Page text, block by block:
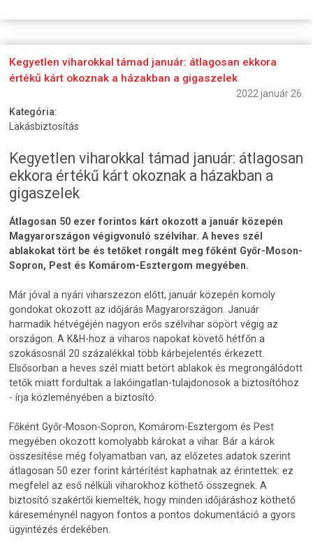
Kegyetlen viharokkal támad január: átlagosan ekkora
értékű kárt okoznak a házakban a gigaszelek
2022 január 26.
Kategória:
Lakásbiztosítás
Kegyetlen viharokkal támad január: átlagosan
ekkora értékű kárt okoznak a házakban a
gigaszelek
Átlagosan 50 ezer forintos kárt okozott a január közepén
Magyarországon végigvonuló szélvihar. A heves szél
ablakokat tört be és tetőket rongált meg főként Győr-Moson-
Sopron, Pest és Komárom-Esztergom megyében.
Már jóval a nyári viharszezon előtt, január közepén komoly
gondokat okozott az időjárás Magyarországon. Január
harmadik hétvégéjén nagyon erős szélvihar söpört végig az
országon. A K&H-hoz a viharos napokat követő hétfőn a
szokásosnál 20 százalékkal több kárbejelentés érkezett.
Elsősorban a heves szél miatt betört ablakok és megrongálódott
tetők miatt fordultak a lakóingatlan-tulajdonosok a biztosítóhoz
- írja közleményében a biztosító.
Főként Győr-Moson-Sopron, Komárom-Esztergom és Pest
megyében okozott komolyabb károkat a vihar. Bár a károk
összesítése még folyamatban van, az előzetes adatok szerint
átlagosan 50 ezer forint kártérítést kaphatnak az érintettek: ez
megfelel az eső nélküli viharokhoz köthető összegnek. A
biztosító szakértői kiemelték, hogy minden időjáráshoz köthető
káreseménynél nagyon fontos a pontos dokumentáció a gyors
ügyintézés érdekében.